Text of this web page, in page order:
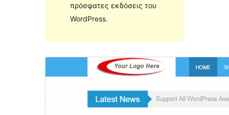
πρόσφατες εκδόσεις του
WordPress.